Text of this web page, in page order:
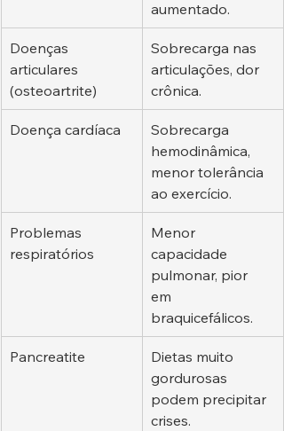
aumentado.
Doenças
articulares
(osteoartrite)
Sobrecarga nas
articulações, dor
crônica.
Doença cardíaca
Sobrecarga
hemodinâmica,
menor tolerância
ao exercício.
Problemas
respiratórios
Menor
capacidade
pulmonar, pior
em
braquicefálicos.
Pancreatite
Dietas muito
gordurosas
podem precipitar
crises.